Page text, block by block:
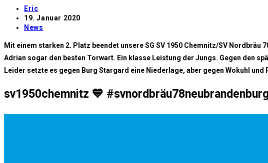
Beitrags-
Autor:
Eric
Beitrag
veröffentlicht:
19. Januar 2020
Beitrags-
News
Mit einem starken 2. Platz beendet unsere SG SV 1950 Chemnitz/SV
Adrian sogar den besten Torwart. Ein klasse Leistung der Jungs. Gegen den
Leider setzte es gegen Burg Stargard eine Niederlage, aber gegen Wokuhl
sv1950chemnitz 💙 #svnordbräu78neubrandenburg